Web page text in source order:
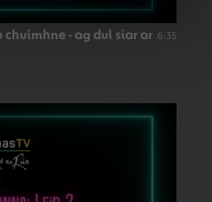
chuimhne - ag dul siar ar 6:35